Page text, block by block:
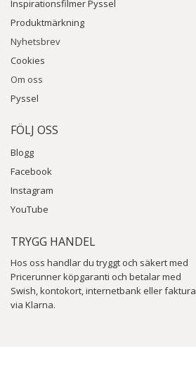
Inspirationsfilmer Pyssel
Produktmärkning
Nyhetsbrev
Cookies
Om oss
Pyssel
FÖLJ OSS
Blogg
Facebook
Instagram
YouTube
TRYGG HANDEL
Hos oss handlar du tryggt och säkert med
Pricerunner köpgaranti och betalar med
Swish, kontokort, internetbank eller faktura
via Klarna.